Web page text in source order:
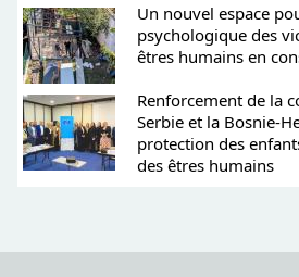
Un nouvel espace
psychologique des
êtres humains en
Renforcement de la
Serbie et la Bosnie-
protection des
des êtres humains